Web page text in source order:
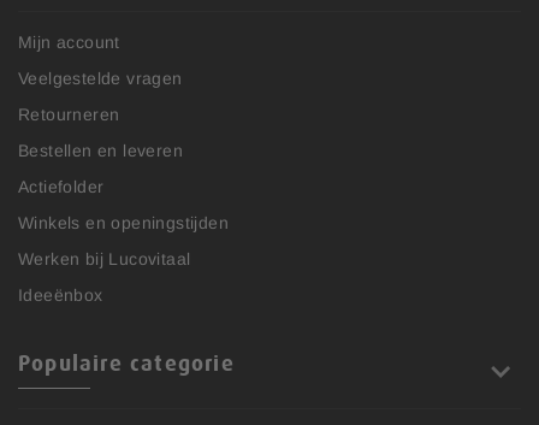
Mijn account
Veelgestelde vragen
Retourneren
Bestellen en leveren
Actiefolder
Winkels en openingstijden
Werken bij Lucovitaal
Ideeënbox
Populaire categorie